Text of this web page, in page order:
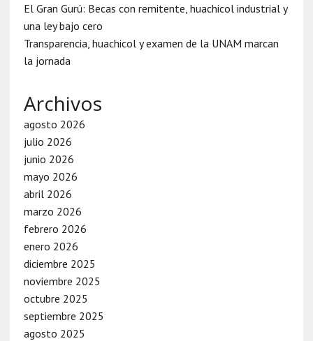
El Gran Gurú: Becas con remitente, huachicol industrial y
una ley bajo cero
Transparencia, huachicol y examen de la UNAM marcan
la jornada
Archivos
agosto 2026
julio 2026
junio 2026
mayo 2026
abril 2026
marzo 2026
febrero 2026
enero 2026
diciembre 2025
noviembre 2025
octubre 2025
septiembre 2025
agosto 2025